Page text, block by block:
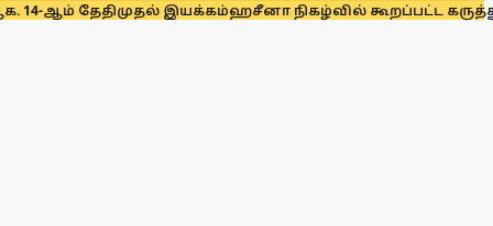
இயக்கம்ஹசீனா நிகழ்வில் கூறப்பட்ட கருத்துகளை